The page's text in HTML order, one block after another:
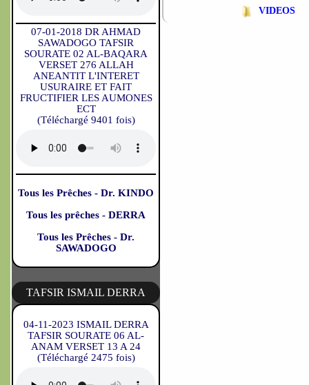
07-01-2018 DR AHMAD
SAWADOGO TAFSIR
SOURATE 02 AL-BAQARA
VERSET 276 ALLAH
ANEANTIT L'INTERET
USURAIRE ET FAIT
FRUCTIFIER LES AUMONES
ECT
(Téléchargé 9401 fois)
Tous les Prêches - Dr. KINDO
Tous les prêches - DERRA
Tous les Prêches - Dr.
SAWADOGO
TAFSIR ISMAIL DERRA
04-11-2023 ISMAIL DERRA
TAFSIR SOURATE 06 AL-
ANAM VERSET 13 A 24
(Téléchargé 2475 fois)
VIDEOS